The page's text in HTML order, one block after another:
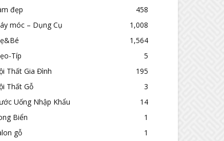
đẹp
458
móc – Dụng Cụ
1,008
1,564
Típ
5
Thất Gia Đình
195
Thất Gỗ
3
Uống Nhập Khẩu
14
Biển
1
gỗ
1